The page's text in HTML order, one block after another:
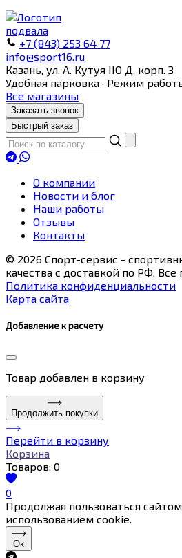
+7 (843) 253 64 77
info@sport16.ru
Казань, ул. А. Кутуя IIO Д, корп. З
Удобная парковка · Режим
Все магазины
Заказать звонок
Быстрый заказ
О компании
Новости и блог
Наши работы
Отзывы
Контакты
© 2026 Спорт-сервис -
качества с доставкой по РФ.
Политика конфиденциальности
Карта сайта
Добавление к расчету
Товар добавлен в корзину
Продолжить покупки
Перейти в корзину
Корзина
Товаров: 0
0
Продолжая пользоваться
использованием cookie.
Ок